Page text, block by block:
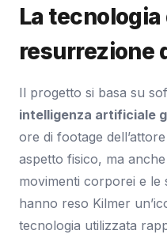
La tecnologia
resurrezione
Il progetto si basa su
intelligenza artificiale
ore di footage
aspetto fisico, ma
movimenti corporei e
hanno reso Kilmer
tecnologia utilizzata